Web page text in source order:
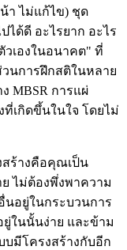
า ไม่แก้ไข) ชุด
ได้ดี อะไรยาก อะไร
เองในอนาคต" ที่
นการฝึกสติในหลาย
MBSR การแผ่
ที่เกิดขึ้นในใจ โดยไม่
สร้างคือคุณเป็น
ไม่ต้องพึ่งพาความ
นอยู่ในกระบวนการ
ในนั้นง่าย และข้าม
มีโครงสร้างกับอีก